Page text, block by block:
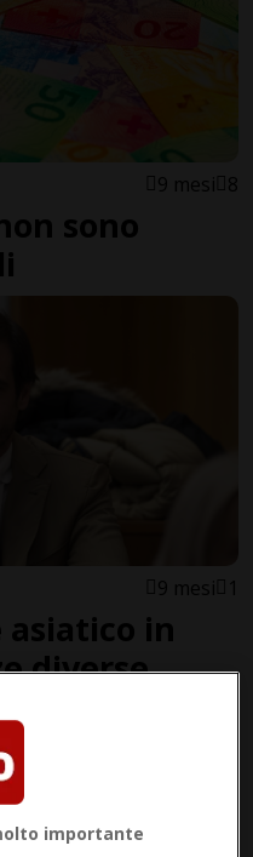
9 mesi 8
sono
9 mesi 1
asiatico in
diverse,
importante